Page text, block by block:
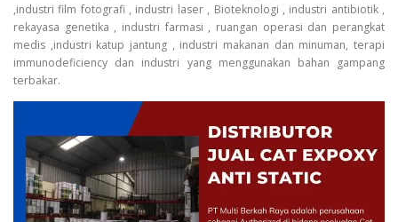
,industri film fotografi , industri laser , Bioteknologi , industri antibiotik ,
rekayasa genetika , industri farmasi , ruangan operasi dan perangkat
medis ,industri katup jantung , industri makanan dan minuman, terapi
immunodeficiency dan industri yang menggunakan bahan gampang
terbakar.